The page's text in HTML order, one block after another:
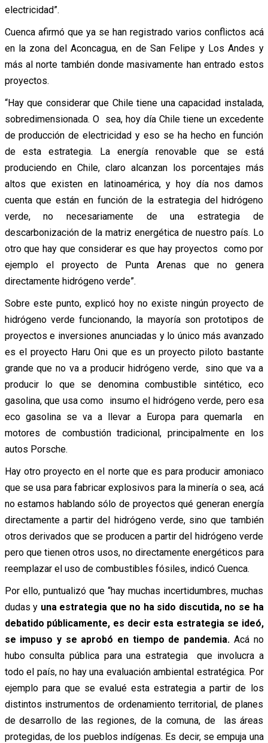
electricidad”.
Cuenca afirmó que ya se han registrado varios conflictos acá
en la zona del Aconcagua, en de San Felipe y Los Andes y
más al norte también donde masivamente han entrado estos
proyectos.
“Hay que considerar que Chile tiene una capacidad instalada,
sobredimensionada. O sea, hoy día Chile tiene un excedente
de producción de electricidad y eso se ha hecho en función
de esta estrategia. La energía renovable que se está
produciendo en Chile, claro alcanzan los porcentajes más
altos que existen en latinoamérica, y hoy día nos damos
cuenta que están en función de la estrategia del hidrógeno
verde, no necesariamente de una estrategia de
descarbonización de la matriz energética de nuestro país. Lo
otro que hay que considerar es que hay proyectos como por
ejemplo el proyecto de Punta Arenas que no genera
directamente hidrógeno verde”.
Sobre este punto, explicó hoy no existe ningún proyecto de
hidrógeno verde funcionando, la mayoría son prototipos de
proyectos e inversiones anunciadas y lo único más avanzado
es el proyecto Haru Oni que es un proyecto piloto bastante
grande que no va a producir hidrógeno verde, sino que va a
producir lo que se denomina combustible sintético, eco
gasolina, que usa como insumo el hidrógeno verde, pero esa
eco gasolina se va a llevar a Europa para quemarla en
motores de combustión tradicional, principalmente en los
autos Porsche.
Hay otro proyecto en el norte que es para producir amoniaco
que se usa para fabricar explosivos para la minería o sea, acá
no estamos hablando sólo de proyectos qué generan energía
directamente a partir del hidrógeno verde, sino que también
otros derivados que se producen a partir del hidrógeno verde
pero que tienen otros usos, no directamente energéticos para
reemplazar el uso de combustibles fósiles, indicó Cuenca.
Por ello, puntualizó que “hay muchas incertidumbres, muchas
dudas y una estrategia que no ha sido discutida, no se ha
debatido públicamente, es decir esta estrategia se ideó,
se impuso y se aprobó en tiempo de pandemia. Acá no
hubo consulta pública para una estrategia que involucra a
todo el país, no hay una evaluación ambiental estratégica. Por
ejemplo para que se evalué esta estrategia a partir de los
distintos instrumentos de ordenamiento territorial, de planes
de desarrollo de las regiones, de la comuna, de las áreas
protegidas, de los pueblos indígenas. Es decir, se empuja una